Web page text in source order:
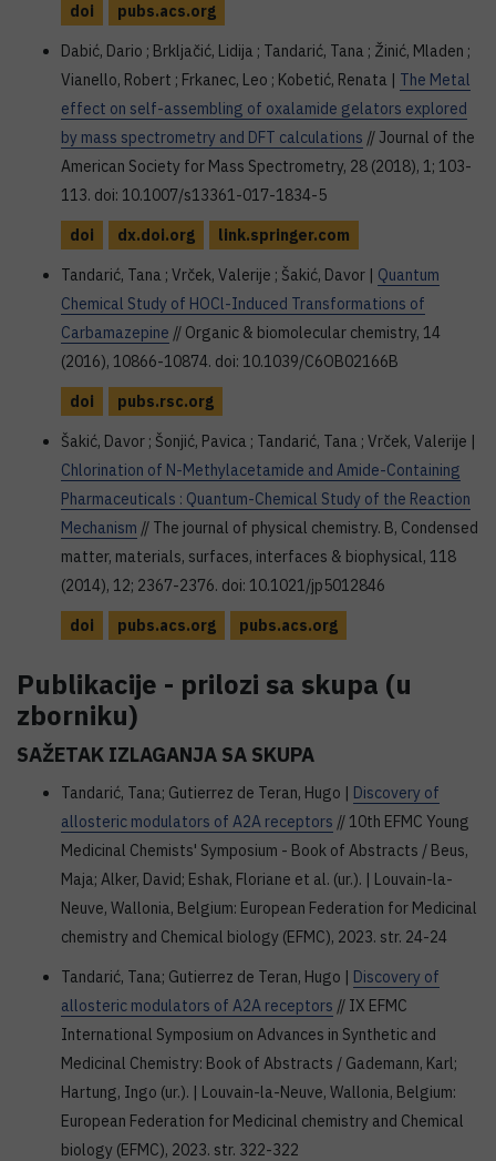
doi
pubs.acs.org
Dabić, Dario ; Brkljačić, Lidija ; Tandarić, Tana ; Žinić, Mladen ;
Vianello, Robert ; Frkanec, Leo ; Kobetić, Renata | The Metal
effect on self-assembling of oxalamide gelators explored
by mass spectrometry and DFT calculations // Journal of the
American Society for Mass Spectrometry, 28 (2018), 1; 103-
113. doi: 10.1007/s13361-017-1834-5
doi
dx.doi.org
link.springer.com
Tandarić, Tana ; Vrček, Valerije ; Šakić, Davor | Quantum
Chemical Study of HOCl-Induced Transformations of
Carbamazepine // Organic & biomolecular chemistry, 14
(2016), 10866-10874. doi: 10.1039/C6OB02166B
doi
pubs.rsc.org
Šakić, Davor ; Šonjić, Pavica ; Tandarić, Tana ; Vrček, Valerije |
Chlorination of N-Methylacetamide and Amide-Containing
Pharmaceuticals : Quantum-Chemical Study of the Reaction
Mechanism // The journal of physical chemistry. B, Condensed
matter, materials, surfaces, interfaces & biophysical, 118
(2014), 12; 2367-2376. doi: 10.1021/jp5012846
doi
pubs.acs.org pubs.acs.org
Publikacije - prilozi sa skupa (u
zborniku)
SAŽETAK IZLAGANJA SA SKUPA
Tandarić, Tana; Gutierrez de Teran, Hugo | Discovery of
allosteric modulators of A2A receptors // 10th EFMC Young
Medicinal Chemists' Symposium - Book of Abstracts / Beus,
Maja; Alker, David; Eshak, Floriane et al. (ur.). | Louvain-la-
Neuve, Wallonia, Belgium: European Federation for Medicinal
chemistry and Chemical biology (EFMC), 2023. str. 24-24
Tandarić, Tana; Gutierrez de Teran, Hugo | Discovery of
allosteric modulators of A2A receptors // IX EFMC
International Symposium on Advances in Synthetic and
Medicinal Chemistry: Book of Abstracts / Gademann, Karl;
Hartung, Ingo (ur.). | Louvain-la-Neuve, Wallonia, Belgium:
European Federation for Medicinal chemistry and Chemical
biology (EFMC), 2023. str. 322-322